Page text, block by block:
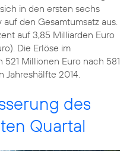
in den ersten sechs
den Gesamtumsatz aus.
auf 3,85 Milliarden Euro
Die Erlöse im
Millionen Euro nach 581
Jahreshälfte 2014.
des
Quartal